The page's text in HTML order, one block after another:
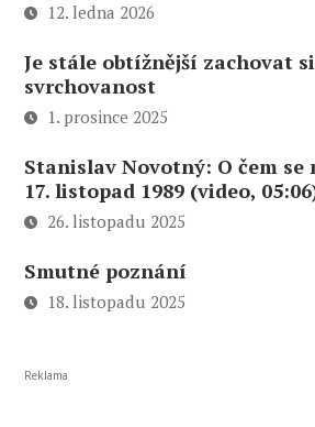
12. ledna 2026
Je stále obtížnější zachovat
svrchovanost
1. prosince 2025
Stanislav Novotný: O čem se
17. listopad 1989 (video,
26. listopadu 2025
Smutné poznání
18. listopadu 2025
Reklama